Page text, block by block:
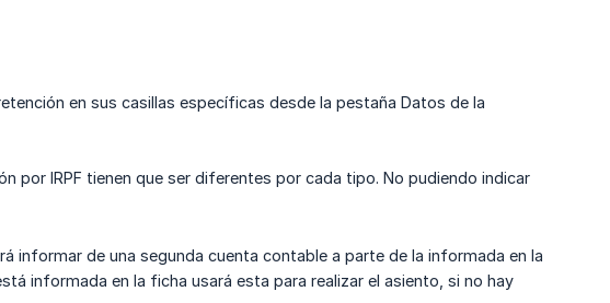
en sus casillas específicas desde la pestaña Datos de la
por IRPF tienen que ser diferentes por cada tipo. No pudiendo indicar
informar de una segunda cuenta contable a parte de la informada en la
informada en la ficha usará esta para realizar el asiento, si no hay